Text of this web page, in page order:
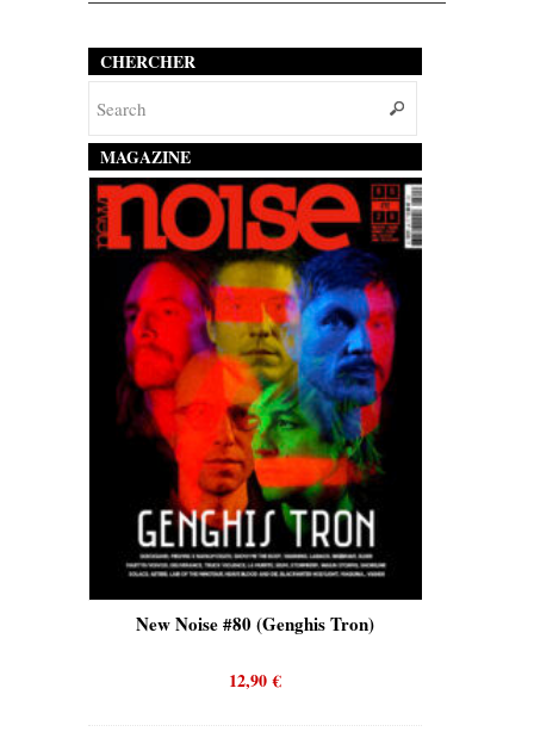
CHERCHER
MAGAZINE
New Noise #80 (Genghis Tron)
12,90€